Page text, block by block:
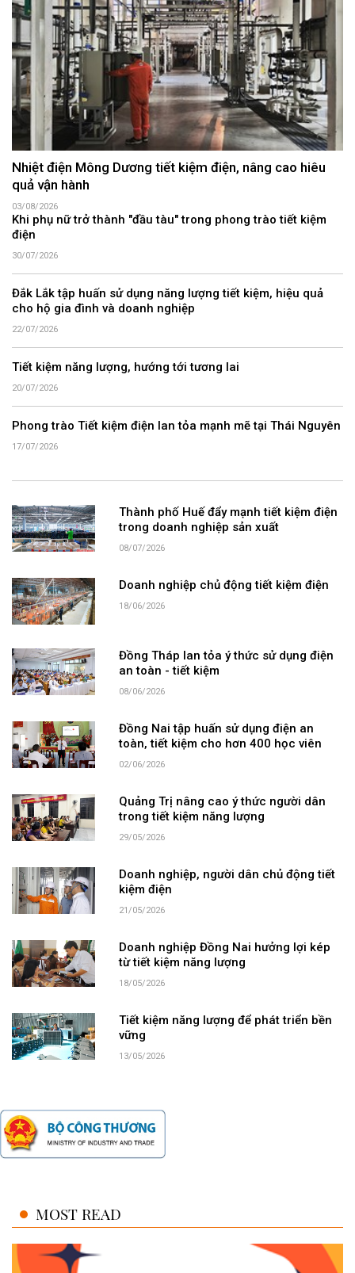
Nhiệt điện Mông Dương tiết kiệm điện, nâng cao hiêu
quả vận hành
03/08/2026
Khi phụ nữ trở thành "đầu tàu" trong phong trào tiết kiệm
điện
30/07/2026
Đắk Lắk tập huấn sử dụng năng lượng tiết kiệm, hiệu quả
cho hộ gia đình và doanh nghiệp
22/07/2026
Tiết kiệm năng lượng, hướng tới tương lai
20/07/2026
Phong trào Tiết kiệm điện lan tỏa mạnh mẽ tại Thái Nguyên
17/07/2026
Thành phố Huế đẩy mạnh tiết kiệm điện
trong doanh nghiệp sản xuất
08/07/2026
Doanh nghiệp chủ động tiết kiệm điện
18/06/2026
Đồng Tháp lan tỏa ý thức sử dụng điện
an toàn - tiết kiệm
08/06/2026
Đồng Nai tập huấn sử dụng điện an
toàn, tiết kiệm cho hơn 400 học viên
02/06/2026
Quảng Trị nâng cao ý thức người dân
trong tiết kiệm năng lượng
29/05/2026
Doanh nghiệp, người dân chủ động tiết
kiệm điện
21/05/2026
Doanh nghiệp Đồng Nai hưởng lợi kép
từ tiết kiệm năng lượng
18/05/2026
Tiết kiệm năng lượng để phát triển bền
vững
13/05/2026
MOST READ